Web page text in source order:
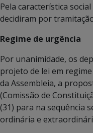
Pela característica
decidiram por
Regime de urgência
Por unanimidade, os
projeto de lei em
da Assembleia, a
(Comissão de
(31) para na sequência
ordinária e